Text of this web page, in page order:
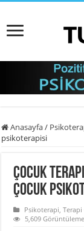
Anasayfa/
psikoterapisi
Çocuk
Çocuk
Psikoterapi,Terapi
5,609 Görüntüleme